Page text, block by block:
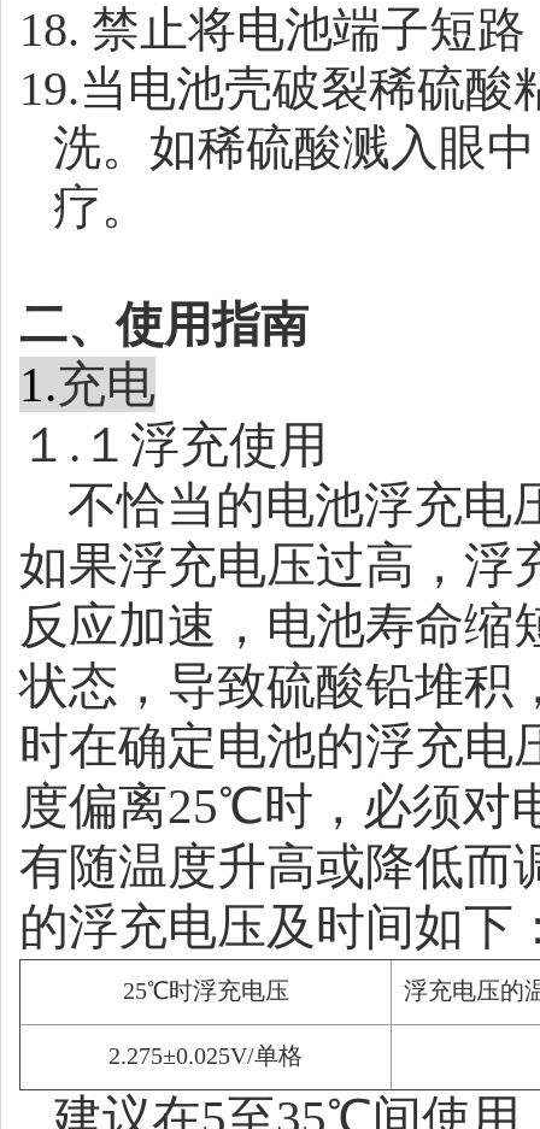
18. 禁止将电池端子短
19.当电池壳破裂稀硫酸
洗。如稀硫酸溅入眼
疗。
二、使用指南
1.充电
１ . １浮充使用
不恰当的电池浮充电
如果浮充电压过高，浮
反应加速，电池寿命缩
状态，导致硫酸铅堆积
时在确定电池的浮充电
度偏离25℃时，必须对
有随温度升高或降低而
的浮充电压及时间如下
25℃时浮充电压 浮充电压的
2.275±0.025V/单格
建议在5至35℃间使用